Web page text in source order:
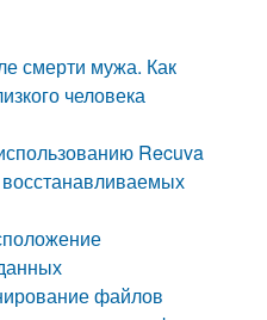
смерти мужа. Как
человека
Recuva
файлов